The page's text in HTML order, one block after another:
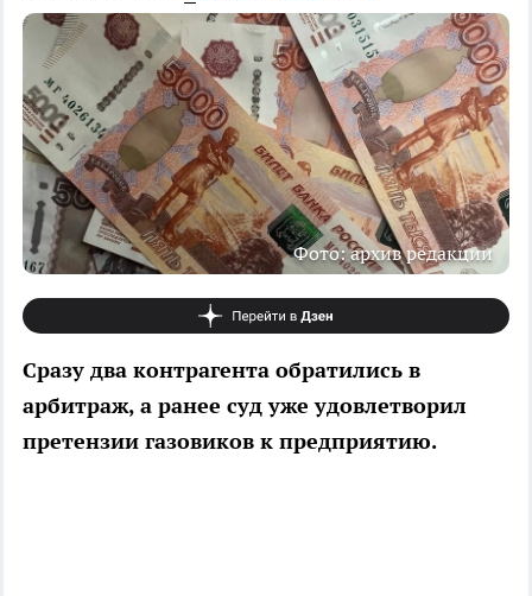
Фото: архив редакции
Сразу два контрагента обратились в
арбитраж, а ранее суд уже удовлетворил
претензии газовиков к предприятию.